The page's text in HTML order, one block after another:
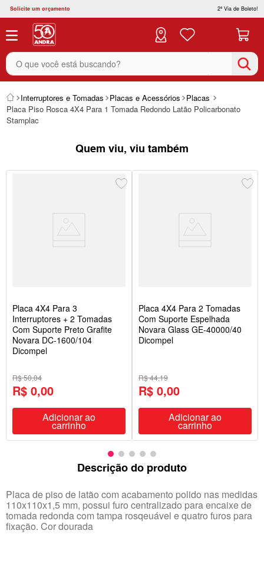
Solicite um orçamento 2ª Via de Boleto!
O que você está buscando?
Interruptores e Tomadas Placas e Acessórios
Placas
Placa Piso Rosca 4X4 Para 1 Tomada Redondo Latão Policarbonato
Stamplac
Quem viu, viu também
Placa 4X4 Para 3
Interruptores + 2 Tomadas
Com Suporte Preto Grafite
Novara DC-1600/104
Dicompel
R$ 50,04
R$ 0,00
Adicionar ao
carrinho
Placa 4X4 Para 2 Tomadas
Com Suporte Espelhada
Novara Glass GE-40000/40
Dicompel
R$ 44,19
R$ 0,00
Adicionar ao
carrinho
Descrição do produto
Placa de piso de latão com acabamento polido nas medidas
110x110x1,5 mm, possui furo centralizado para encaixe de
tomada redonda com tampa rosqeuável e quatro furos para
fixação. Cor dourada